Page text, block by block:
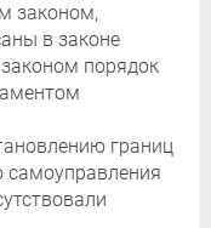
законом,
в законе
порядок
границ
самоуправления